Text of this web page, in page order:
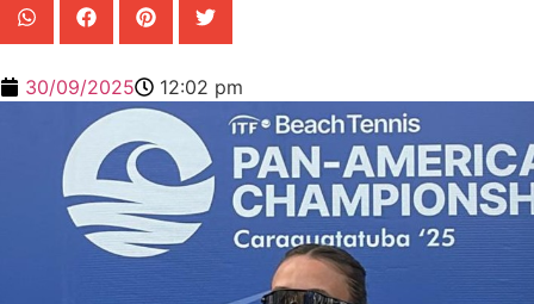
30/09/2025 12:02 pm